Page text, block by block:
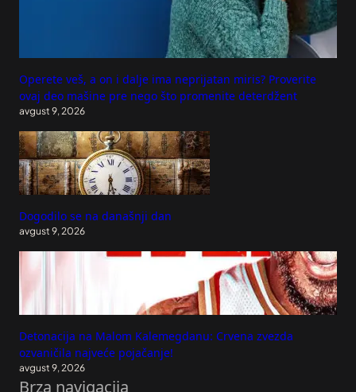
Operete veš, a on i dalje ima neprijatan miris? Proverite
ovaj deo mašine pre nego što promenite deterdžent
avgust 9, 2026
Dogodilo se na današnji dan
avgust 9, 2026
Detonacija na Malom Kalemegdanu: Crvena zvezda
ozvaničila najveće pojačanje!
avgust 9, 2026
Brza navigacija